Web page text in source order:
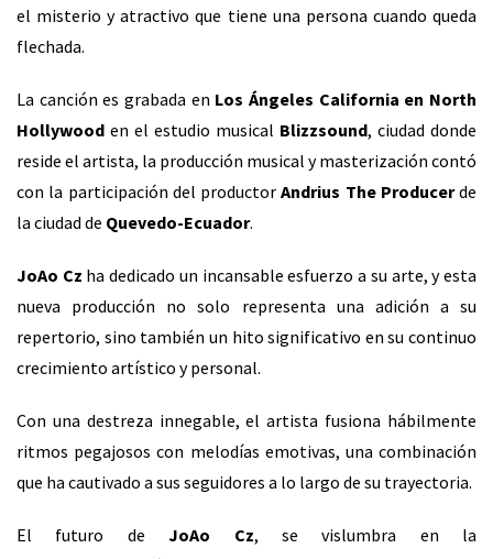
el misterio y atractivo que tiene una persona cuando queda
flechada.
La canción es grabada en Los Ángeles California en North
Hollywood en el estudio musical Blizzsound, ciudad donde
reside el artista, la producción musical y masterización contó
con la participación del productorAndrius The Producerde
la ciudad de Quevedo-Ecuador.
JoAo Cz ha dedicado un incansable esfuerzo a su arte, y esta
nueva producción no solo representa una adición a su
repertorio, sino también un hito significativo en su continuo
crecimiento artístico y personal.
Con una destreza innegable, el artista fusiona hábilmente
ritmos pegajosos con melodías emotivas, una combinación
que ha cautivado a sus seguidores a lo largo de su trayectoria.
El futuro deJoAo Cz, se vislumbra en la